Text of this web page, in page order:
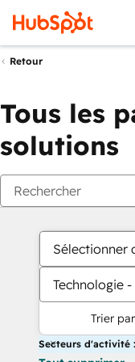
Retour
Tous les
solutions
Sélectionner
Technologie
Trier
Secteurs d'activité